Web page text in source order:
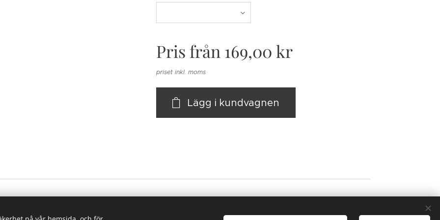
Pris från 169,00kr
priset inkl. moms
Lägg i kundvagnen
Lindbladhs Häst & Lantbruk Instagram: lindbladhshastolantbruk